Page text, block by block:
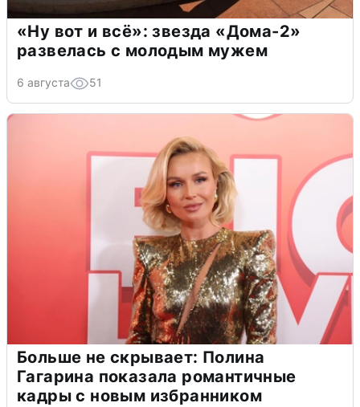
«Ну вот и всё»: звезда «Дома-2»
развелась с молодым мужем
6 августа 51
Больше не скрывает: Полина
Гагарина показала романтичные
кадры с новым избранником